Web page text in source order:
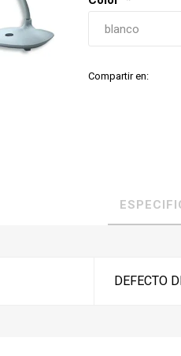
Compartir en:
DEFECTO